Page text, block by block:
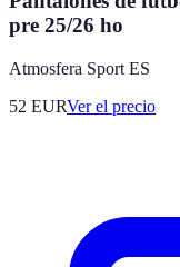
pre 25/26 ho
Atmosfera Sport ES
52 EURVer el precio